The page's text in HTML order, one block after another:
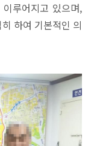
루어지고 있으며,
하여 기본적인 의